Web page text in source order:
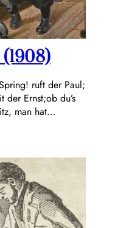
ruft der Paul;
Ernst;ob du’s
man hat…